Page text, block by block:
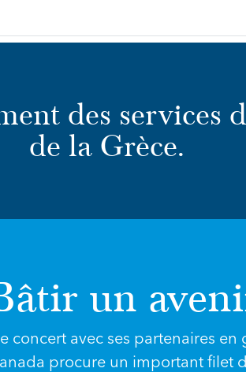
des services
de la Grèce.
un
concert avec ses partenaires
procure un important filet